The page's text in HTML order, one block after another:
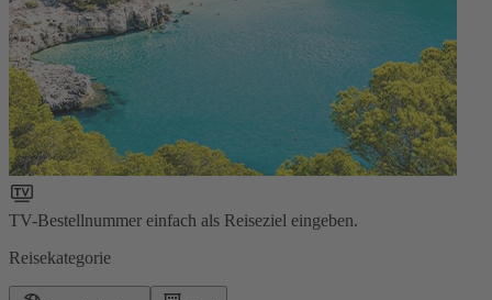
TV-Bestellnummer einfach als Reiseziel eingeben.
Reisekategorie